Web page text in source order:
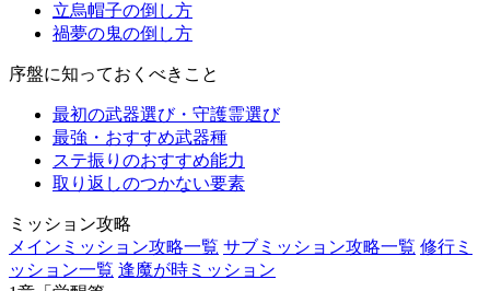
立烏帽子の倒し方
禍夢の鬼の倒し方
序盤に知っておくべきこと
最初の武器選び・守護霊選び
最強・おすすめ武器種
ステ振りのおすすめ能力
取り返しのつかない要素
ミッション攻略
メインミッション攻略一覧 サブミッション攻略一覧 修行ミ
ッション一覧 逢魔が時ミッション